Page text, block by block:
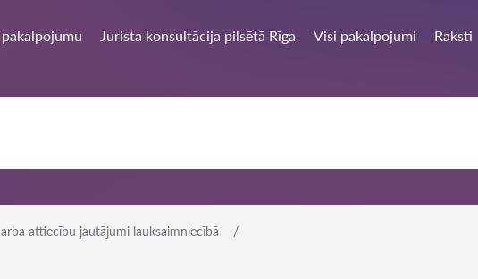
Jurista konsultācija pilsētā Rīga Visi pakalpojumi Raksti
attiecību jautājumi lauksaimniecībā